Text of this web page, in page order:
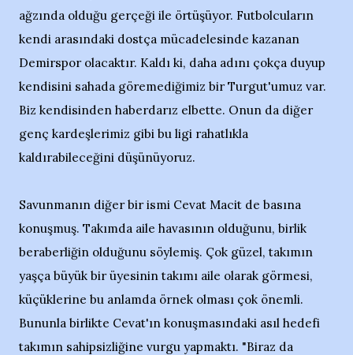
ağzında olduğu gerçeği ile örtüşüyor. Futbolcuların
kendi arasındaki dostça mücadelesinde kazanan
Demirspor olacaktır. Kaldı ki, daha adını çokça duyup
kendisini sahada göremediğimiz bir Turgut'umuz var.
Biz kendisinden haberdarız elbette. Onun da diğer
genç kardeşlerimiz gibi bu ligi rahatlıkla
kaldırabileceğini düşünüyoruz.
Savunmanın diğer bir ismi Cevat Macit de basına
konuşmuş. Takımda aile havasının olduğunu, birlik
beraberliğin olduğunu söylemiş. Çok güzel, takımın
yaşça büyük bir üyesinin takımı aile olarak görmesi,
küçüklerine bu anlamda örnek olması çok önemli.
Bununla birlikte Cevat'ın konuşmasındaki asıl hedefi
takımın sahipsizliğine vurgu yapmaktı. "Biraz da